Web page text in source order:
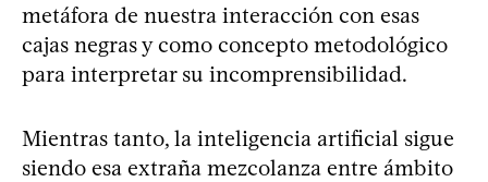
metáfora de nuestra interacción con esas
cajas negras y como concepto metodológico
para interpretar su incomprensibilidad.
Mientras tanto, la inteligencia artificial sigue
siendo esa extraña mezcolanza entre ámbito